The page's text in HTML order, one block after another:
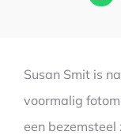
Susan Smit is
voormalig
een bezemsteel